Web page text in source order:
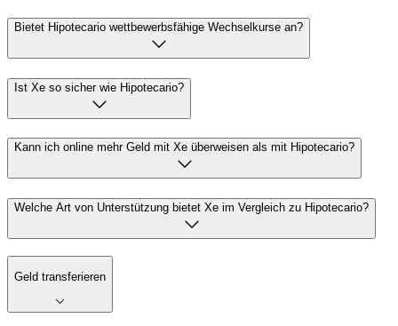
Bietet Hipotecario wettbewerbsfähige Wechselkurse an?
Ist Xe so sicher wie Hipotecario?
Kann ich online mehr Geld mit Xe überweisen als mit Hipotecario?
Welche Art von Unterstützung bietet Xe im Vergleich zu Hipotecario?
Geld transferieren